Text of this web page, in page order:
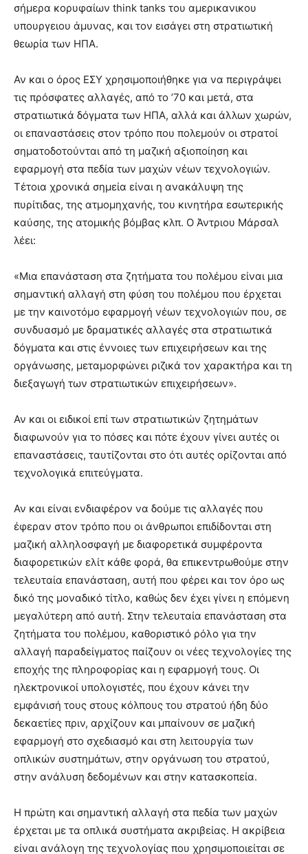
σήμερα κορυφαίων think tanks του αμερικανικου
υπουργειου άμυνας, και τον εισάγει στη στρατιωτική
θεωρία των ΗΠΑ.
Αν και ο όρος ΕΣΥ χρησιμοποιήθηκε για να περιγράψει
τις πρόσφατες αλλαγές, από το ’70 και μετά, στα
στρατιωτικά δόγματα των ΗΠΑ, αλλά και άλλων χωρών,
οι επαναστάσεις στον τρόπο που πολεμούν οι στρατοί
σηματοδοτούνται από τη μαζική αξιοποίηση και
εφαρμογή στα πεδία των μαχών νέων τεχνολογιών.
Τέτοια χρονικά σημεία είναι η ανακάλυψη της
πυρίτιδας, της ατμομηχανής, του κινητήρα εσωτερικής
καύσης, της ατομικής βόμβας κλπ. Ο Άντριου Μάρσαλ
λέει:
«Μια επανάσταση στα ζητήματα του πολέμου είναι μια
σημαντική αλλαγή στη φύση του πολέμου που έρχεται
με την καινοτόμο εφαρμογή νέων τεχνολογιών που, σε
συνδυασμό με δραματικές αλλαγές στα στρατιωτικά
δόγματα και στις έννοιες των επιχειρήσεων και της
οργάνωσης, μεταμορφώνει ριζικά τον χαρακτήρα και τη
διεξαγωγή των στρατιωτικών επιχειρήσεων».
Αν και οι ειδικοί επί των στρατιωτικών ζητημάτων
διαφωνούν για το πόσες και πότε έχουν γίνει αυτές οι
επαναστάσεις, ταυτίζονται στο ότι αυτές ορίζονται από
τεχνολογικά επιτεύγματα.
Αν και είναι ενδιαφέρον να δούμε τις αλλαγές που
έφεραν στον τρόπο που οι άνθρωποι επιδίδονται στη
μαζική αλληλοσφαγή με διαφορετικά συμφέροντα
διαφορετικών ελίτ κάθε φορά, θα επικεντρωθούμε στην
τελευταία επανάσταση, αυτή που φέρει και τον όρο ως
δικό της μοναδικό τίτλο, καθώς δεν έχει γίνει η επόμενη
μεγαλύτερη από αυτή. Στην τελευταία επανάσταση στα
ζητήματα του πολέμου, καθοριστικό ρόλο για την
αλλαγή παραδείγματος παίζουν οι νέες τεχνολογίες της
εποχής της πληροφορίας και η εφαρμογή τους. Οι
ηλεκτρονικοί υπολογιστές, που έχουν κάνει την
εμφάνισή τους στους κόλπους του στρατού ήδη δύο
δεκαετίες πριν, αρχίζουν και μπαίνουν σε μαζική
εφαρμογή στο σχεδιασμό και στη λειτουργία των
οπλικών συστημάτων, στην οργάνωση του στρατού,
στην ανάλυση δεδομένων και στην κατασκοπεία.
Η πρώτη και σημαντική αλλαγή στα πεδία των μαχών
έρχεται με τα οπλικά συστήματα ακριβείας. Η ακρίβεια
είναι ανάλογη της τεχνολογίας που χρησιμοποιείται σε